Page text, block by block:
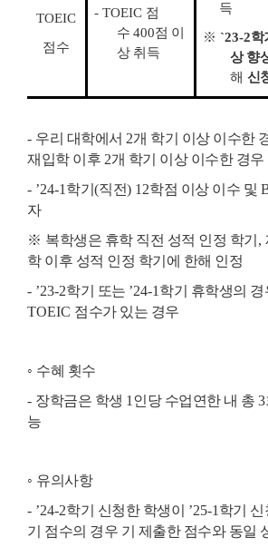
TOEIC
점수
- TOEIC 점
수 400점 이
상 취득
득
※ `23-2학
상 향
해 신
- 우리 대학에서 2개 학기 이상 이수한
재입학 이후 2개 학기 이상 이수한 경우
- ’24-1 학기(직전) 12학점 이상 이수 및
자
※ 복학생은 휴학 직전 성적 인정 학기 ,
학 이후 성적 인정 학기에 한해 인정
- ’23-2학기 또는 ’24-1 학기 휴학생의
TOEIC 점수가 있는 경우
◦ 수혜 횟수
- 장학금은 학생 1 인당 수업연한 내 총3
능
◦ 유의사항
- ’24-2학기 신청한 학생이 ’25-1 학기
기 점수의 경우 기 제출한 점수와 동일